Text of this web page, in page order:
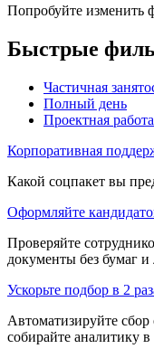
Попробуйте изменить
Быстрые
Частичная
Полный день
Проектная работа
Корпоративная
Какой соцпакет вы
Оформляйте
Проверяйте
документы без бумаг
Ускорьте подбор в 2
Автоматизируйте сбор
собирайте аналитику в